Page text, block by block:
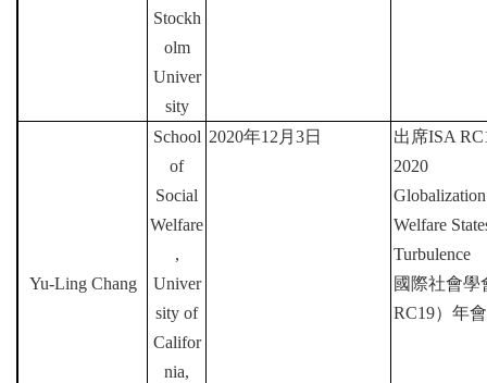
Stockh
olm
Univer
sity
Yu-Ling Chang
School
of
Social
Welfare
,
Univer
sity of
Califor
nia,
2020年12 月 3日 出席ISA
2020
Welfare
Turbulence
國際社會學
RC19）年會